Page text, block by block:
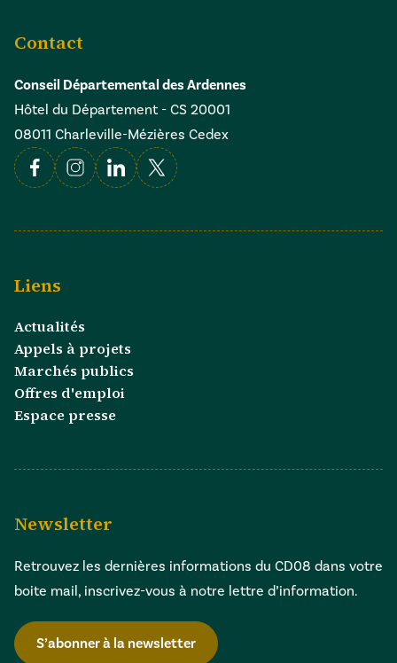
Contact
Conseil Départemental des Ardennes
Hôtel du Département - CS 20001
08011 Charleville-Mézières Cedex
FacebookInstagramLinkedin
X
Liens
Actualités
Appels à projets
Marchés publics
Offres d'emploi
Espace presse
Newsletter
Retrouvez les dernières informations du CD08 dans votre
boite mail, inscrivez-vous à notre lettre d’information.
S’abonner à la newsletter